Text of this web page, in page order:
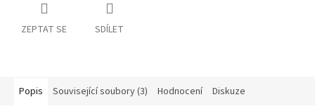
ZEPTAT SE SDÍLET
Popis Související soubory (3) Hodnocení Diskuze